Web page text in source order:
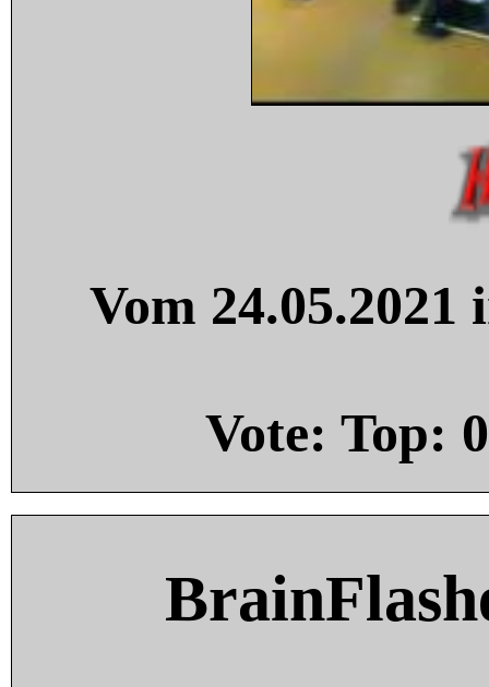
Vom
Vote: Top: 0